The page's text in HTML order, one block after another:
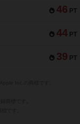
46 PT
44 PT
39 PT